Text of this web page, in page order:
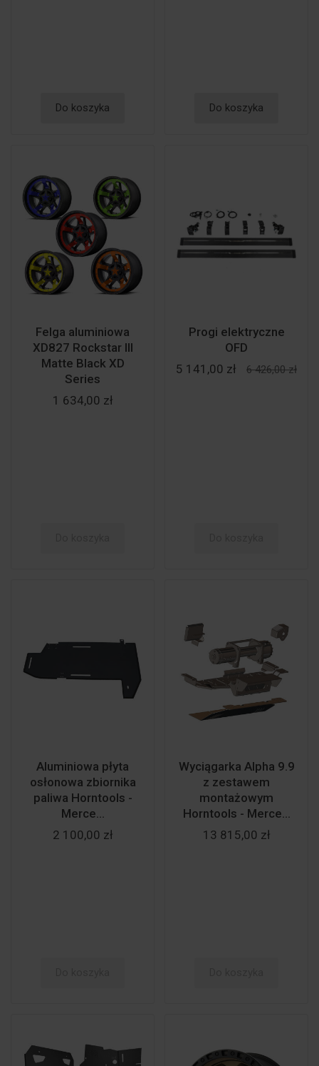
Do koszyka Do koszyka
Felga aluminiowa
XD827 Rockstar III
Matte Black XD
Series
1 634,00 zł
Progi elektryczne
OFD
5 141,00 zł
6 426,00 zł
Aluminiowa płyta
osłonowa zbiornika
paliwa Horntools -
Merce...
2 100,00 zł
Wyciągarka Alpha 9.9
z zestawem
montażowym
Horntools - Merce...
13 815,00 zł